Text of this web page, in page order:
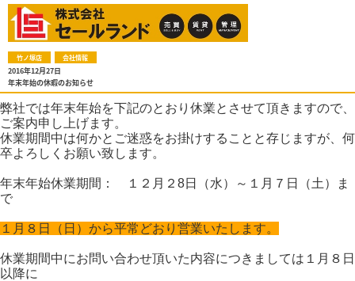
竹ノ塚店 会社情報
2016年12月27日
年末年始の休暇のお知らせ
弊社では年末年始を下記のとおり休業とさせて頂きますので、
ご案内申し上げます。
休業期間中は何かとご迷惑をお掛けすることと存じますが、何
卒よろしくお願い致します。
年末年始休業期間： １２月２8日（水）～１月７日（土）ま
で
１月８日（日）から平常どおり営業いたします。
休業期間中にお問い合わせ頂いた内容につきましては１月８日
以降に